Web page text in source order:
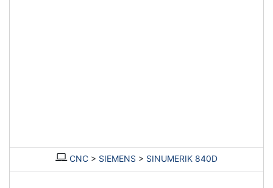
CNC > SIEMENS > SINUMERIK 840D